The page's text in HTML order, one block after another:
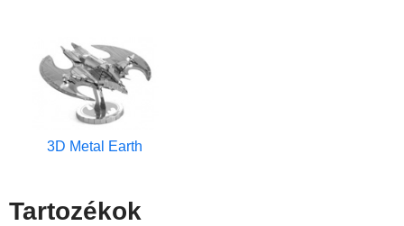
3D Metal Earth
Tartozékok